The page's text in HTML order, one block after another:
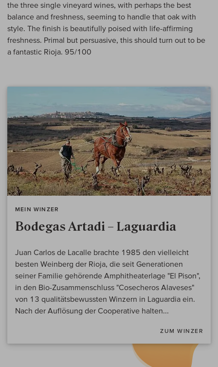
the three single vineyard wines, with perhaps the best
balance and freshness, seeming to handle that oak with
style. The finish is beautifully poised with life-affirming
freshness. Primal but persuasive, this should turn out to be
a fantastic Rioja. 95/100
MEIN WINZER
Bodegas Artadi – Laguardia
Juan Carlos de Lacalle brachte 1985 den vielleicht
besten Weinberg der Rioja, die seit Generationen
seiner Familie gehörende Amphitheaterlage "El Pison",
in den Bio-Zusammenschluss "Cosecheros Alaveses"
von 13 qualitätsbewussten Winzern in Laguardia ein.
Nach der Auflösung der Cooperative halten...
ZUM WINZER